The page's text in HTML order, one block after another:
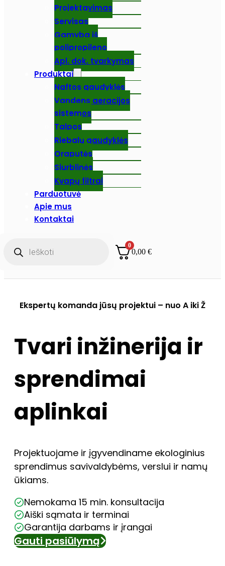
Projektavimas
Servisas
Gamyba iš
polipropileno
Apl. dok. tvarkymas
Produktai
Naftos gaudyklės
Vandens aeracijos
sistemos
Talpos
Riebalų gaudyklės
Oraputės
Siurblinės
Kvapų filtrai
Parduotuvė
Apie mus
Kontaktai
search
0
0,00€
Ekspertų komanda jūsų projektui – nuo A iki Ž
Tvari inžinerija ir
sprendimai
aplinkai
Projektuojame ir įgyvendiname ekologinius
sprendimus savivaldybėms, verslui ir namų
ūkiams.
Nemokama 15 min. konsultacija
Aiški sąmata ir terminai
Garantija darbams ir įrangai
Gauti pasiūlymą